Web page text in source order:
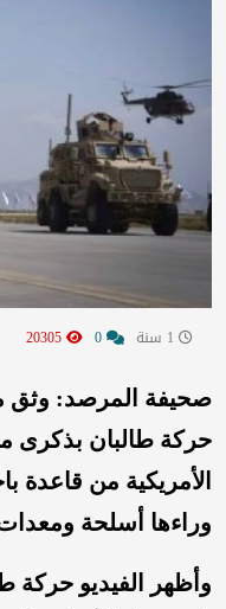
صحيفة المرصد: وثق
حركة طالبان بذكرى
الأمريكية من قاعدة
وراءها أسلحة
وأظهر الفيديو حركة